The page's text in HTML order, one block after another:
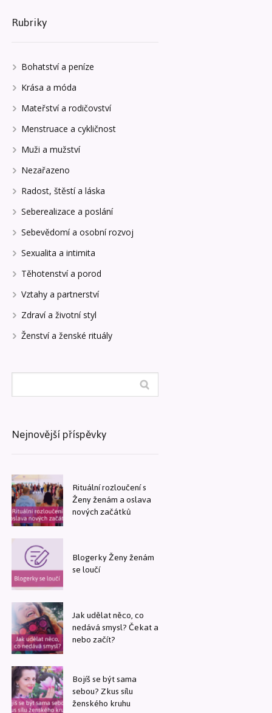
Rubriky
Bohatství a peníze
Krása a móda
Mateřství a rodičovství
Menstruace a cykličnost
Muži a mužství
Nezařazeno
Radost, štěstí a láska
Seberealizace a poslání
Sebevědomí a osobní rozvoj
Sexualita a intimita
Těhotenství a porod
Vztahy a partnerství
Zdraví a životní styl
Ženství a ženské rituály
Nejnovější příspěvky
Rituální rozloučení s
Ženy ženám a oslava
nových začátků
Blogerky Ženy ženám
se loučí
Jak udělat něco, co
nedává smysl? Čekat a
nebo začít?
Bojíš se být sama
sebou? Zkus sílu
ženského kruhu